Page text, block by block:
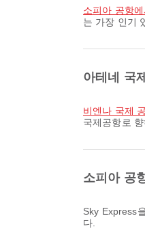
소피아 공항
는 가장 인기
아테네 국
비엔나 국제
국제공항로
소피아 공
Sky Express을 이용해 소피아 공항에서 아테네 국제공항로 가는 가장 이른 항공편은 09:35에 출발합니다. Airpaz에서 해당 일정과 다른 이용 가능한 항공편을 비교할 수 있습니
다.